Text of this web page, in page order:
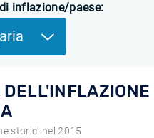
inflazione/paese:
DELL'INFLAZIONE
storici nel 2015